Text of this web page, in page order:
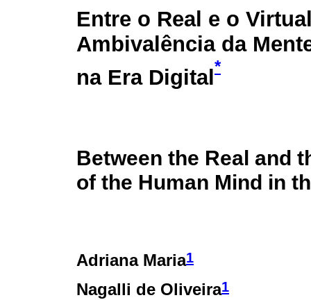
Entre o Real e o
Ambivalência da
na Era Digital *
Between the Real and
of the Human Mind in
Adriana Maria1
Nagalli de Oliveira1